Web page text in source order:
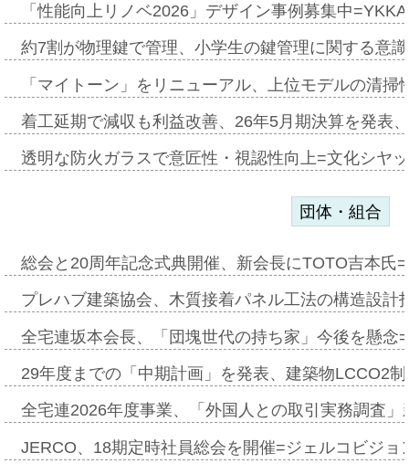
「性能向上リノベ2026」デザイン事例募集中
約7割が物理鍵で管理、小学生の鍵管理に関する意
「マイトーン」をリニューアル、上位モデルの清
着工延期で減収も利益改善、26年5月期決算を発表
透明な防火ガラスで意匠性・視認性向上=文化シヤ
団体・組合
総会と20周年記念式典開催、新会長にTOTO吉本氏
プレハブ建築協会、木質接着パネル工法の構造設
全宅連坂本会長、「団塊世代の持ち家」今後を懸
29年度までの「中期計画」を発表、建築物LCCO2
全宅連2026年度事業、「外国人との取引実務調査
JERCO、18期定時社員総会を開催=ジェルコビジ